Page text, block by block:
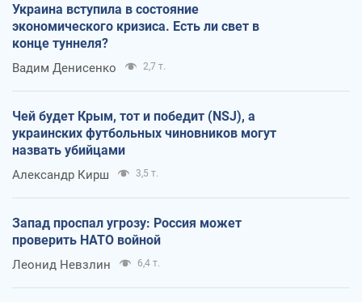
Украина вступила в состояние
экономического кризиса. Есть ли свет в
конце туннеля?
Вадим Денисенко 2,7 т.
Чей будет Крым, тот и победит (NSJ), а
украинских футбольных чиновников могут
назвать убийцами
Александр Кирш 3,5 т.
Запад проспал угрозу: Россия может
проверить НАТО войной
Леонид Невзлин 6,4 т.